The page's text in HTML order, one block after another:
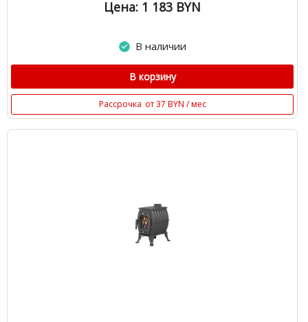
Цена: 1 183 BYN
В наличии
В корзину
Рассрочка от 37 BYN / мес